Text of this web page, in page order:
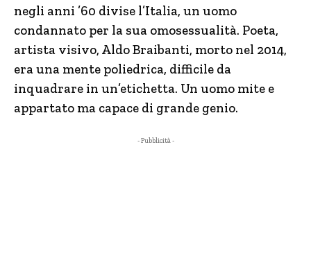
negli anni ’60 divise l’Italia, un uomo
condannato per la sua omosessualità. Poeta,
artista visivo, Aldo Braibanti, morto nel 2014,
era una mente poliedrica, difficile da
inquadrare in un’etichetta. Un uomo mite e
appartato ma capace di grande genio.
- Pubblicità -